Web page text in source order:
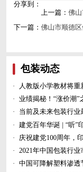
分享到：
上一篇： 佛
下一篇： 佛山市顺德
包装动态
·
·
业绩揭秘！“涨价潮”
·
当前及未来包装行业
·
建党百年华诞 | “听”
·
庆祝建党100周年，
·
2021年中国包装行
·
中国可降解塑料渗透